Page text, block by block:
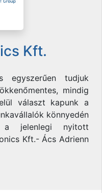
Kft.
egyszerűen tudjuk
mindig
választ kapunk a
könnyedén
a jelenlegi nyitott
Kft.- Ács Adrienn